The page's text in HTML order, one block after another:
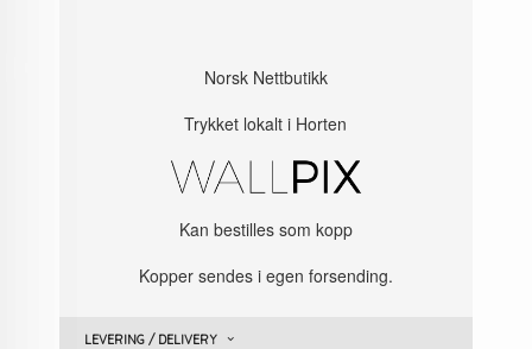
Norsk Nettbutikk
Trykket lokalt i Horten
Kan bestilles som kopp
Kopper sendes i egen forsending.
LEVERING / DELIVERY